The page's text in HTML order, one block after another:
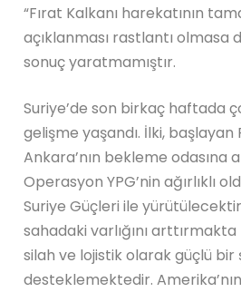
“Fırat Kalkanı harekatının
açıklanması rastlantı
sonuç yaratmamıştır.
Suriye’de son birkaç haftada
gelişme yaşandı. İlki,
Ankara’nın bekleme odasına
Operasyon YPG’nin ağırlıklı
Suriye Güçleri ile
sahadaki varlığını arttırmakta
silah ve lojistik olarak güçlü bir
desteklemektedir.